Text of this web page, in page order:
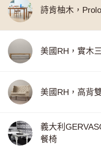
詩肯柚木，
美國RH，實木
美國RH，高背
義大利
餐椅